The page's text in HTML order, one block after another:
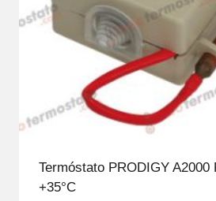
Termóstato PRODIGY A2000
+35°C